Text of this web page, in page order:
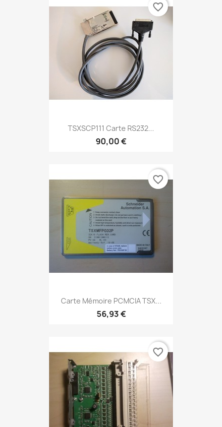
TSXSCP111 Carte RS232...
90,00 €
favorite_border
Carte Mémoire PCMCIA TSX...
56,93 €
favorite_border
favorite_border